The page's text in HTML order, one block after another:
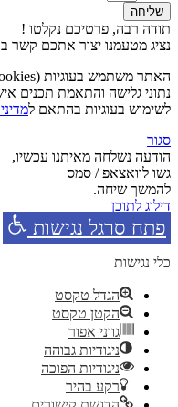
שליחה
תודה רבה, פרטיכם נקלטו !
נציג מטעמנו יצור אתכם קשר
נתוני גלישה והתאמת תכנים
לשימוש בעוגיות בהתאם ל
סגור
הודעה נשלחה מאיתנו עכשיו,
גשו לוואצאפ / סמס
להמשך שיחה.
דילוג לתוכן
פתח סרגל נגישות
כלי נגישות
הגדל טקסט
הקטן טקסט
גווני אפור
ניגודיות גבוהה
ניגודיות הפוכה
רקע בהיר